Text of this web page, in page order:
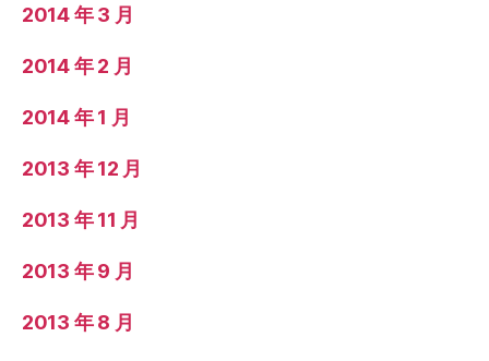
2014 年 3 月
2014 年 2 月
2014 年 1 月
2013 年 12 月
2013 年 11 月
2013 年 9 月
2013 年 8 月